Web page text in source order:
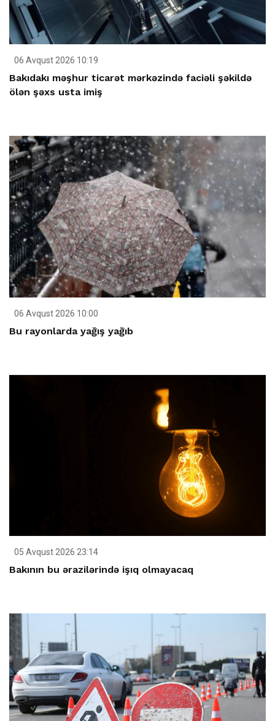
06 Avqust 2026 10:19
Bakıdakı məşhur ticarət mərkəzində faciəli şəkildə
ölən şəxs usta imiş
06 Avqust 2026 10:00
Bu rayonlarda yağış yağıb
05 Avqust 2026 23:14
Bakının bu ərazilərində işıq olmayacaq